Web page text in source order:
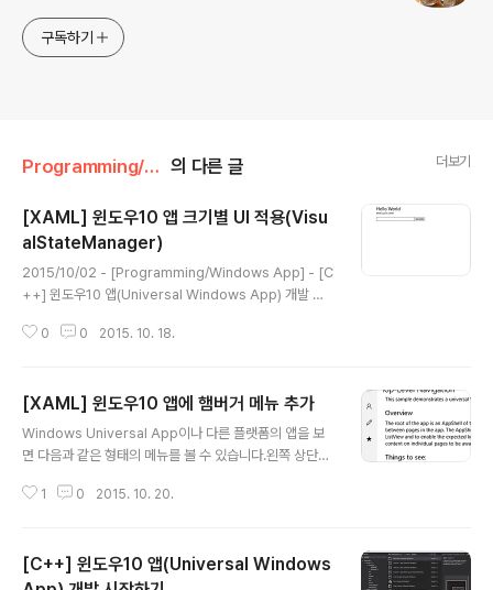
구독하기
Programming/Windows App 의 다른 글 더보기
[XAML] 윈도우10 앱 크기별 UI 적용(Visu
alStateManager)
2015/10/02 - [Programming/Windows App] - [C
++] 윈도우10 앱(Universal Windows App) 개발 시
p] - [XAML] 윈도우10 앱(Universal Windows App)
s App)에 시스템 스타일 적용먼저 위에 있는 글을 따라서
HelloWorld 프로젝트를 작성합니다.Windows Univer
sal App은 하나의 프로젝트를 통해서 모든 플랫폼에 작동
한 앱의 UI는 스마트폰에서는 적..
0 0 2015. 10. 18.
[XAML] 윈도우10 앱에 햄버거 메뉴 추가
Windows Universal App이나 다른 플랫폼의 앱을 보
면 다음과 같은 형태의 메뉴를 볼 수 있습니다.왼쪽 상단의
뉴(Hamburger Menu)라고 불리는 메뉴입니다.간단하
성합니다.Templates > Visual C# > Windows > Uni
1 0 2015. 10. 20.
[C++] 윈도우10 앱(Universal Windows